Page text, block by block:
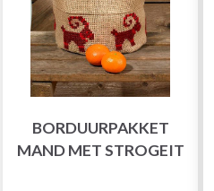
BORDUURPAKKET
MAND MET STROGEIT